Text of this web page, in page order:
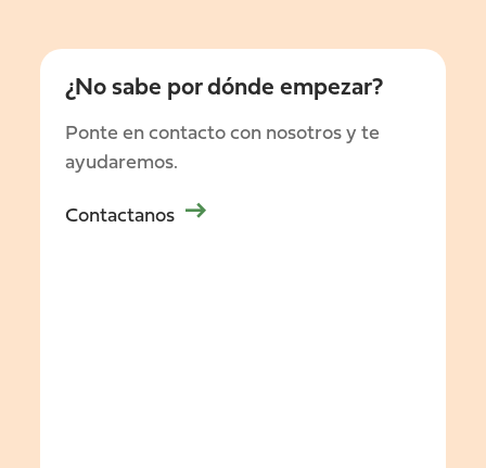
¿No sabe por dónde empezar?
Ponte en contacto con nosotros y te
ayudaremos.
Contactanos